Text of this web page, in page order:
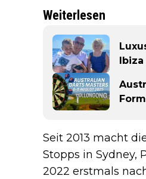
Weiterlesen
Seit 2013 macht
Stopps in Sydney,
2022 erstmals